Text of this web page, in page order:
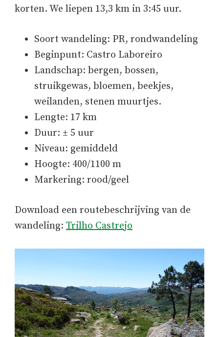
korten. We liepen 13,3 km in 3:45 uur.
Soort wandeling: PR, rondwandeling
Beginpunt: Castro Laboreiro
Landschap: bergen, bossen,
struikgewas, bloemen, beekjes,
weilanden, stenen muurtjes.
Lengte: 17 km
Duur: ± 5 uur
Niveau: gemiddeld
Hoogte: 400/1100 m
Markering: rood/geel
Download een routebeschrijving van de
wandeling: Trilho Castrejo